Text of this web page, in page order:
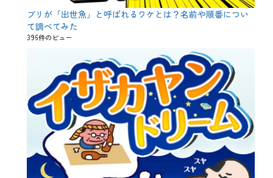
ブリが「出世魚」と呼ばれるワケとは？名前や順番につい
て調べてみた
396件のビュー